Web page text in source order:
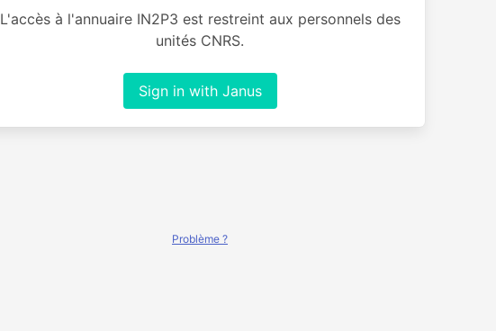
L'accès à l'annuaire IN2P3 est restreint aux personnels des
unités CNRS.
Sign in with Janus
Problème ?